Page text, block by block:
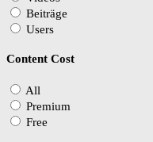
Beiträge
Users
Content Cost
All
Premium
Free